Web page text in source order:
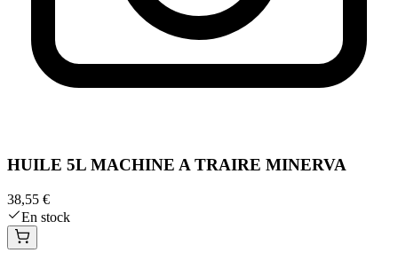
HUILE 5L MACHINE A TRAIRE MINERVA
38,55 €
En stock